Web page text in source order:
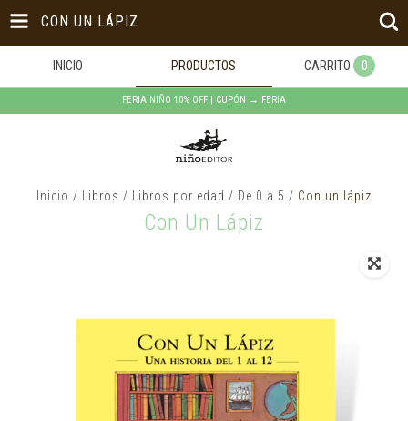
CON UN LÁPIZ
INICIO PRODUCTOS CARRITO 0
FERIA NIÑO 10% OFF | CUPÓN → FERIA
Inicio / Libros / Libros por edad / De 0 a 5 / Con un lápiz
Con Un Lápiz